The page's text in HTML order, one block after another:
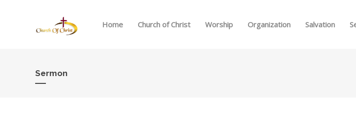
Home Church of Christ Worship Organization Salvation
Sermon